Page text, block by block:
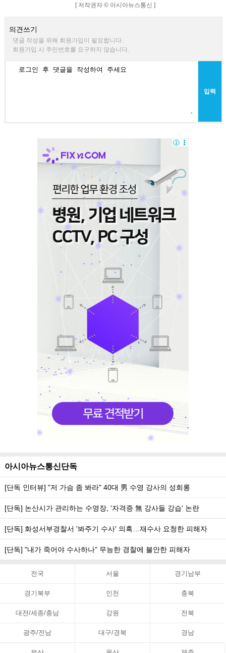
[ 저작권자 © 아시아뉴스통신 ]
의견쓰기
댓글 작성을 위해 회원가입이 필요합니다.
회원가입 시 주민번호를 요구하지 않습니다.
입력
아시아뉴스통신단독
[단독 인터뷰] "저 가슴 좀 봐라" 40대 男 수영 강사의 성희롱
[단독] 논산시가 관리하는 수영장, '자격증 無 강사들 강습' 논란
[단독] 화성서부경찰서 '봐주기 수사' 의혹…재수사 요청한 피해자
[단독] "내가 죽어야 수사하나" 무능한 경찰에 불안한 피해자
전국 서울 경기남부
경기북부 인천 충북
대전/세종/충남 강원 전북
광주/전남 대구/경북 경남